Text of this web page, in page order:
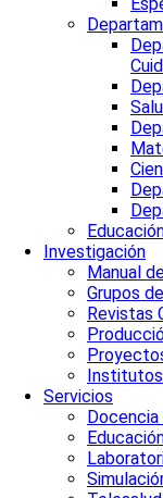
Investigación
Manual
Grupos
Revistas
Institutos
Servicios